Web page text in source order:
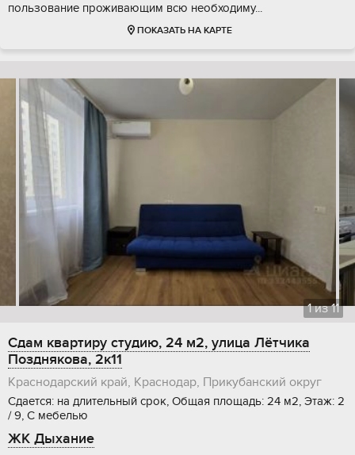
пользование проживающим всю необходиму...
ПОКАЗАТЬ НА КАРТЕ
1из11
Сдам квартиру студию, 24 м2, улица Лётчика
Позднякова, 2к11
Краснодарский край, Краснодар, Прикубанский округ
Сдается: на длительный срок, Общая площадь: 24 м2, Этаж: 2
/ 9, С мебелью
ЖК Дыхание